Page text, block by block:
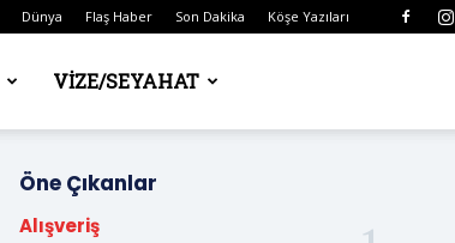
Dünya Flaş Haber Son Dakika Köşe Yazıları
VIZE/SEYAHAT
Öne Çıkanlar
Alışveriş